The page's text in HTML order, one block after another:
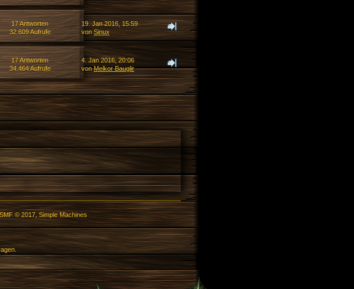
17 Antworten
32.609 Aufrufe
19. Jan 2016, 15:59
vonSinux
17 Antworten
34.464 Aufrufe
4. Jan 2016, 20:06
vonMelkor Bauglir
SMF © 2017,Simple Machines